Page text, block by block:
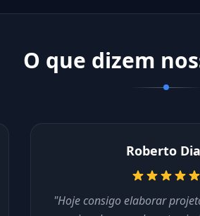
O que dizem
Roberto
"Hoje consigo elaborar